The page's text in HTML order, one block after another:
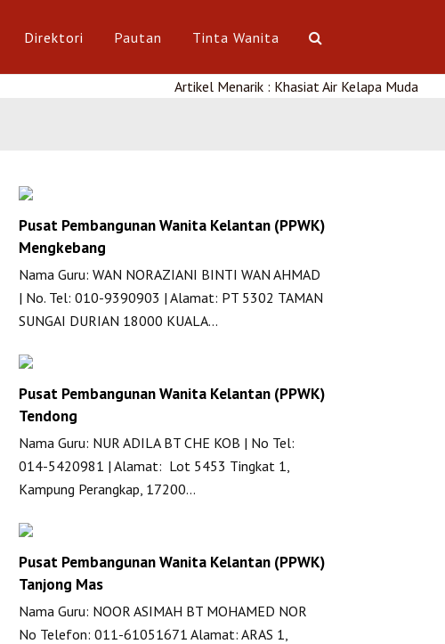
Direktori Pautan Tinta Wanita
Artikel Menarik : Khasiat Air Kelapa Muda
Pusat Pembangunan Wanita Kelantan (PPWK)
Mengkebang
Nama Guru: WAN NORAZIANI BINTI WAN AHMAD
| No. Tel: 010-9390903 | Alamat: PT 5302 TAMAN
SUNGAI DURIAN 18000 KUALA…
Pusat Pembangunan Wanita Kelantan (PPWK)
Tendong
Nama Guru: NUR ADILA BT CHE KOB | No Tel:
014-5420981 | Alamat: Lot 5453 Tingkat 1,
Kampung Perangkap, 17200…
Pusat Pembangunan Wanita Kelantan (PPWK)
Tanjong Mas
Nama Guru: NOOR ASIMAH BT MOHAMED NOR
No Telefon: 011-61051671 Alamat: ARAS 1,